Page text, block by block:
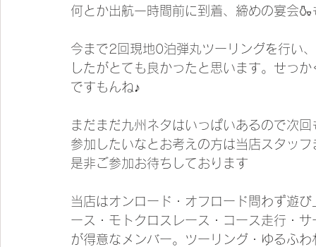
何とか出航一時間前に到着、締めの宴会
今まで2回現地0泊弾丸ツーリングを行い
したがとても良かったと思います。せっ
ですもんね♪
まだまだ九州ネタはいっぱいあるので次
参加したいなとお考えの方は当店スタッ
是非ご参加お待ちしております
当店はオンロード・オフロード問わず遊
ース・モトクロスレース・コース走行・
が得意なメンバー。ツーリング・ゆるふ